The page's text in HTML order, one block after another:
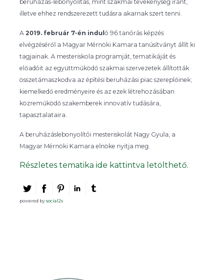
beruházás-lebonyolítás, mint szakmai tevekénység iránt,
illetve ehhez rendszerezett tudásra akarnak szert tenni.
A 2019. február 7-én induló 96 tanórás képzés
elvégzéséről a Magyar Mérnöki Kamara tanúsítványt állít ki
tagjainak. A mesteriskola programját, tematikáját és
előadóit az együttműködő szakmai szervezetek állították
összetámaszkodva az építési beruházási piac szereplőinek;
kiemelkedő eredményeire és az ezek létrehozásában
közreműködő szakemberek innovatív tudására,
tapasztalataira.
A beruházáslebonyolítói mesteriskolát Nagy Gyula, a
Magyar Mérnöki Kamara elnöke nyitja meg.
Részletes tematika ide kattintva letölthető.
powered bysocial2s